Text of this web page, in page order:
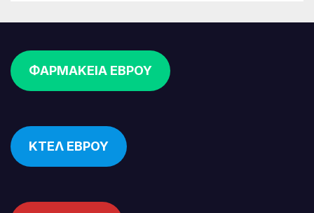
ΦΑΡΜΑΚΕΙΑ ΕΒΡΟΥ
ΚΤΕΛ ΕΒΡΟΥ